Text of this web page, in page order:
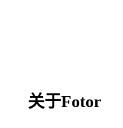
关于Fotor